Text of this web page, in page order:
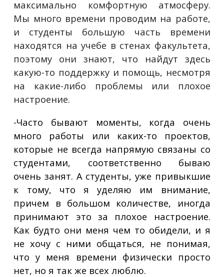
максимально комфортную атмосферу.
Мы много времени проводим на работе,
и студенты большую часть времени
находятся на учебе в стенах факультета,
поэтому они знают, что найдут здесь
какую-то поддержку и помощь, несмотря
на какие-либо проблемы или плохое
настроение.
-Часто бывают моменты, когда очень
много работы или каких-то проектов,
которые не всегда напрямую связаны со
студентами, соответственно бываю
очень занят. А студенты, уже привыкшие
к тому, что я уделяю им внимание,
причем в большом количестве, иногда
принимают это за плохое настроение.
Как будто они меня чем то обидели, и я
не хочу с ними общаться, не понимая,
что у меня времени физически просто
нет, но я так же всех люблю.